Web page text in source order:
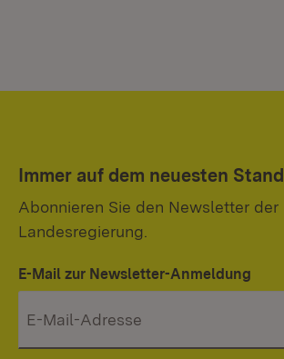
Immer auf dem neuesten Stand
Abonnieren Sie den Newsletter der
Landesregierung.
E-Mail zur Newsletter-Anmeldung